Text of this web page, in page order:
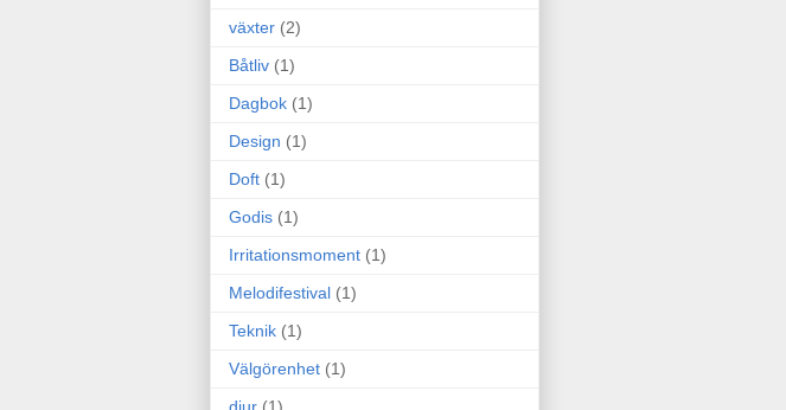
växter (2)
Båtliv (1)
Dagbok (1)
Design (1)
Doft (1)
Godis (1)
Irritationsmoment (1)
Melodifestival (1)
Teknik (1)
Välgörenhet (1)